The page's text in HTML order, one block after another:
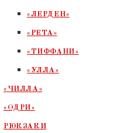
«ЛЕРДЕН»
«РЕТА»
«ТИФФАНИ»
«УЛЛА»
«ЧИЛЛА»
«ОДРИ»
РЮКЗАКИ